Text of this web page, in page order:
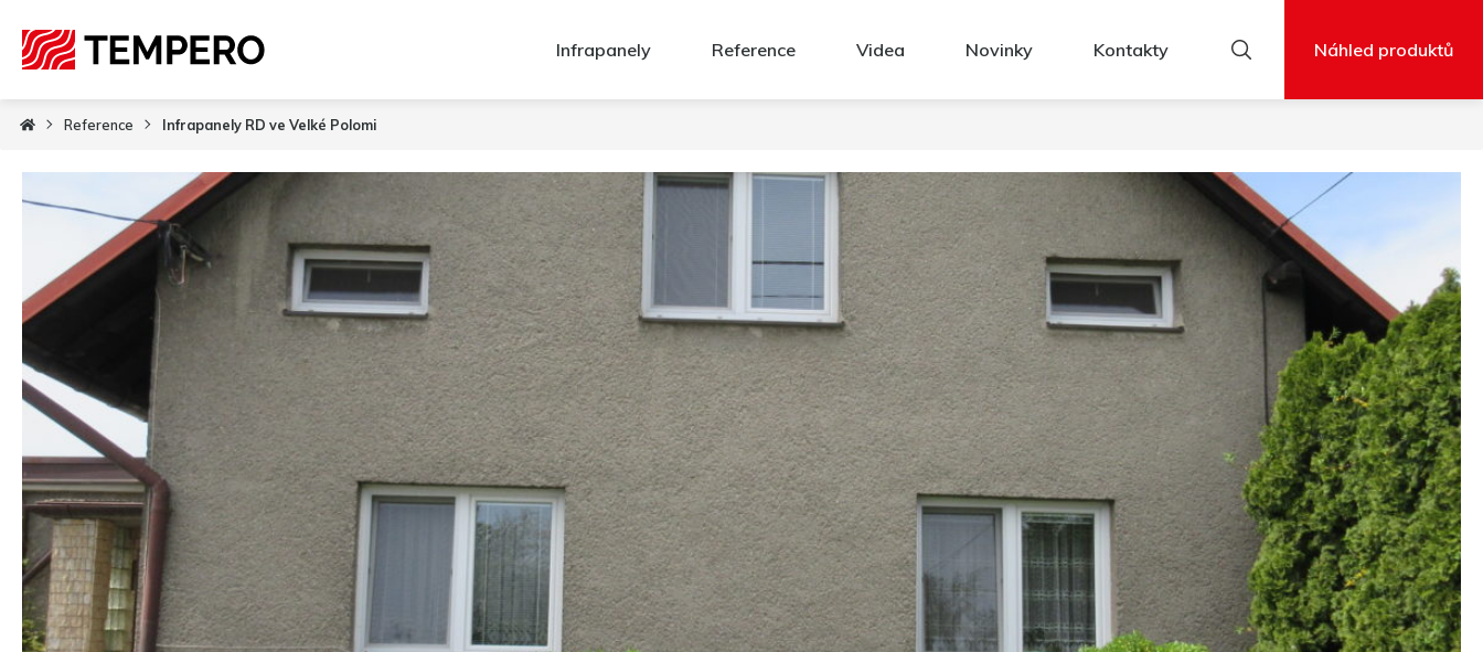
Infrapanely Reference Videa Novinky Kontakty Náhled produktů
Reference Infrapanely RD ve Velké Polomi
Nutné
Tyto
cookies
nejsou
volitelné.
Jsou
potřeba
pro